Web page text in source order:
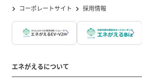
コーポレートサイト 採用情報
エネがえるについて